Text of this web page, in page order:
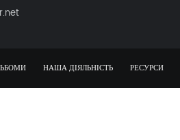
НАША ДІЯЛЬНІСТЬ РЕСУРСИ